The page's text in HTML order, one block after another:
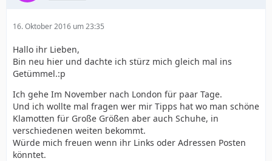
16. Oktober 2016 um 23:35
Hallo ihr Lieben,
Bin neu hier und dachte ich stürz mich gleich mal ins
Getümmel.:p
Ich gehe Im November nach London für paar Tage.
Und ich wollte mal fragen wer mir Tipps hat wo man schöne
Klamotten für Große Größen aber auch Schuhe, in
verschiedenen weiten bekommt.
Würde mich freuen wenn ihr Links oder Adressen Posten
könntet.